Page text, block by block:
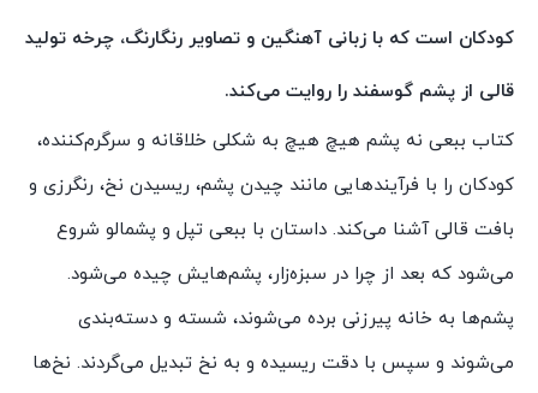
کودکان است که با زبانی آهنگین و تصاویر رنگارنگ، چرخه تولید
قالی از پشم گوسفند را روایت می‌کند.
کتاب ببعی نه پشم هیچ هیچ به شکلی خلاقانه و سرگرم‌کننده،
کودکان را با فرآیندهایی مانند چیدن پشم، ریسیدن نخ، رنگرزی و
بافت قالی آشنا می‌کند. داستان با ببعی تپل و پشمالو شروع
می‌شود که بعد از چرا در سبزه‌زار، پشم‌هایش چیده می‌شود.
پشم‌ها به خانه پیرزنی برده می‌شوند، شسته و دسته‌بندی
می‌شوند و سپس با دقت ریسیده و به نخ تبدیل می‌گردند. نخ‌ها